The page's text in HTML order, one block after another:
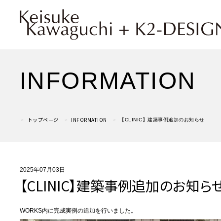
INFORMATION
トップページ INFORMATION 【CLINIC】建築事例追加のお知らせ
2025年07月03日
【CLINIC】建築事例追加のお知ら
WORKS内に完成実例の追加を行いました。